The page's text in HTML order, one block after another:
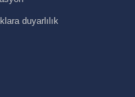
duyarlılık